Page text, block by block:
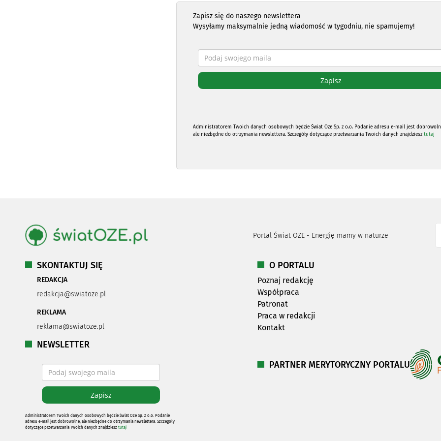
Zapisz się do naszego newslettera
Wysyłamy maksymalnie jedną wiadomość w tygodniu, nie spamujemy!
Administratorem Twoich danych osobowych będzie Świat Oze Sp. z o.o. Podanie adresu e-mail jest
ale niezbędne do otrzymania newslettera. Szczegóły dotyczące przetwarzania Twoich danych znajdziesztutaj
Portal Świat OZE - Energię mamy w naturze
SKONTAKTUJ SIĘ
REDAKCJA
redakcja@swiatoze.pl
REKLAMA
reklama@swiatoze.pl
NEWSLETTER
Administratorem Twoich danych osobowych będzie Świat Oze Sp. z o.o. Podanie
adresu e-mail jest dobrowolne, ale niezbędne do otrzymania newslettera. Szczegóły
dotyczące przetwarzania Twoich danych znajdziesz tutaj
O PORTALU
Poznaj redakcję
Współpraca
Patronat
Praca w redakcji
Kontakt
PARTNER MERYTORYCZNY PORTALU